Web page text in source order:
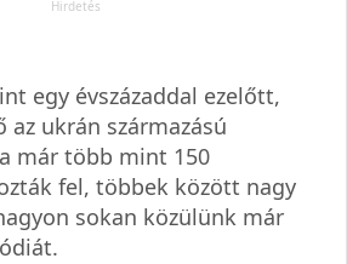
egy évszázaddal ezelőtt,
az ukrán származású
már több mint 150
fel, többek között nagy
sokan közülünk már